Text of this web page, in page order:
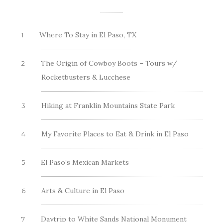
Where To Stay in El Paso, TX
The Origin of Cowboy Boots – Tours w/
Rocketbusters & Lucchese
Hiking at Franklin Mountains State Park
My Favorite Places to Eat & Drink in El Paso
El Paso’s Mexican Markets
Arts & Culture in El Paso
Daytrip to White Sands National Monument